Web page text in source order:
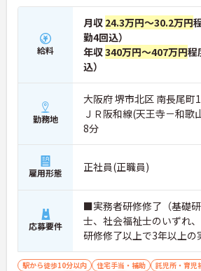
給料
月収 24.3万円～30.2万円
勤4回込）
年収340万円～407万円程
込）
勤務地
大阪府 堺市北区 南長尾町
ＪＲ阪和線(天王寺－和歌
8分
雇用形態 正社員(正職員)
応募要件
■実務者研修修了（基礎
士、社会福祉士のいずれ
研修修了以上で3年以上の
駅から徒歩10分以内 住宅手当・補助 託児所・育児